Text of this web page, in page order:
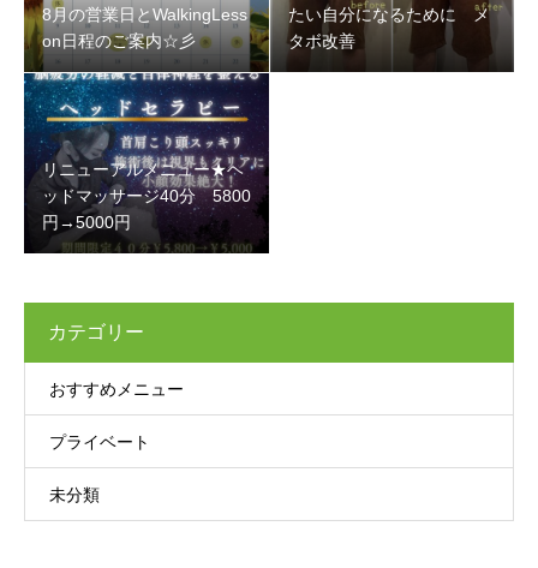
8月の営業日とWalkingLess
on日程のご案内☆彡
たい自分になるために メ
タボ改善
リニューアルメニュー★ヘ
ッドマッサージ40分 5800
円→5000円
カテゴリー
おすすめメニュー
プライベート
未分類